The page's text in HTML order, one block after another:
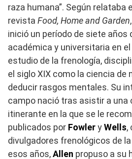
raza humana”. Según relataba
revista Food, Home and Garden
inició un período de siete años
académica y universitaria en el
estudio de la frenología,
el siglo XIX como la ciencia de
deducir rasgos mentales. Su
campo nació tras asistir a una
itinerante en la que se le
publicados por FowleryWells,
divulgadores frenológicos de
esos años,Allen propuso a su